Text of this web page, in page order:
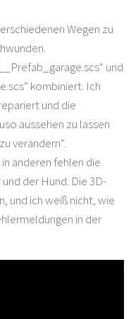
Wegen zu
und
kombiniert. Ich
und die
aussehen zu lassen
verändern“.
anderen fehlen die
der Hund. Die 3D-
und ich weiß nicht, wie
in der